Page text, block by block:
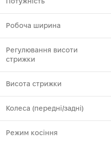
Робоча ширина
Регулювання висоти
стрижки
Висота стрижки
Колеса (передні/задні)
Режим косіння